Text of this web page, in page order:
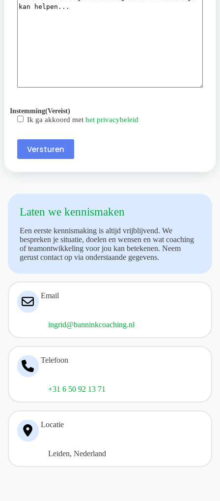
Instemming(Vereist)
Ik ga akkoord met het privacybeleid
Versturen
Laten we kennismaken
Een eerste kennismaking is altijd vrijblijvend. We
bespreken je situatie, doelen en wensen en wat coaching
of teamontwikkeling voor jou kan betekenen. Neem
gerust contact op via onderstaande gegevens.
Email
ingrid@banninkcoaching.nl
Telefoon
+31 6 50 92 13 71
Locatie
Leiden, Nederland